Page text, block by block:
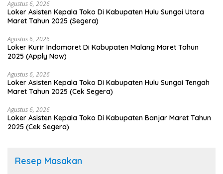
Agustus 6, 2026
Loker Asisten Kepala Toko Di Kabupaten Hulu Sungai Utara
Maret Tahun 2025 (Segera)
Agustus 6, 2026
Loker Kurir Indomaret Di Kabupaten Malang Maret Tahun
2025 (Apply Now)
Agustus 6, 2026
Loker Asisten Kepala Toko Di Kabupaten Hulu Sungai Tengah
Maret Tahun 2025 (Cek Segera)
Agustus 6, 2026
Loker Asisten Kepala Toko Di Kabupaten Banjar Maret Tahun
2025 (Cek Segera)
Resep Masakan